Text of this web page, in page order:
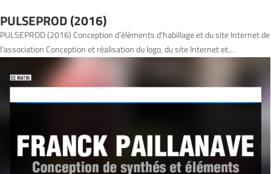
PULSEPROD (2016)
PULSEPROD (2016) Conception d’éléments d’habillage et du site Internet de
l’association Conception et réalisation du logo, du site Internet et…